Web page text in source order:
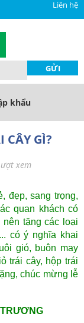
Liên hệ
khẩu
CÂY GÌ?
xem
đẹp, sang trọng,
quan khách có
tặng các loại
có ý nghĩa khai
gió, buôn may
trái cây, hộp trái
chúc mừng lễ